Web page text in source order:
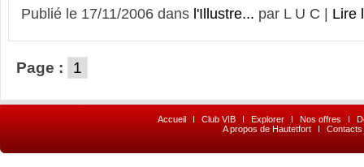
Publié le 17/11/2006 dans l'Illustre... par L U C | Lire
Page : 1
Accueil I Club VIB I Explorer I Nos offres I
A propos de Hautetfort
I Contacts